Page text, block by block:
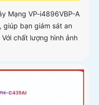
Mạng VP-i4896VBP-A
giúp bạn giám sát an
chất lượng hình ảnh